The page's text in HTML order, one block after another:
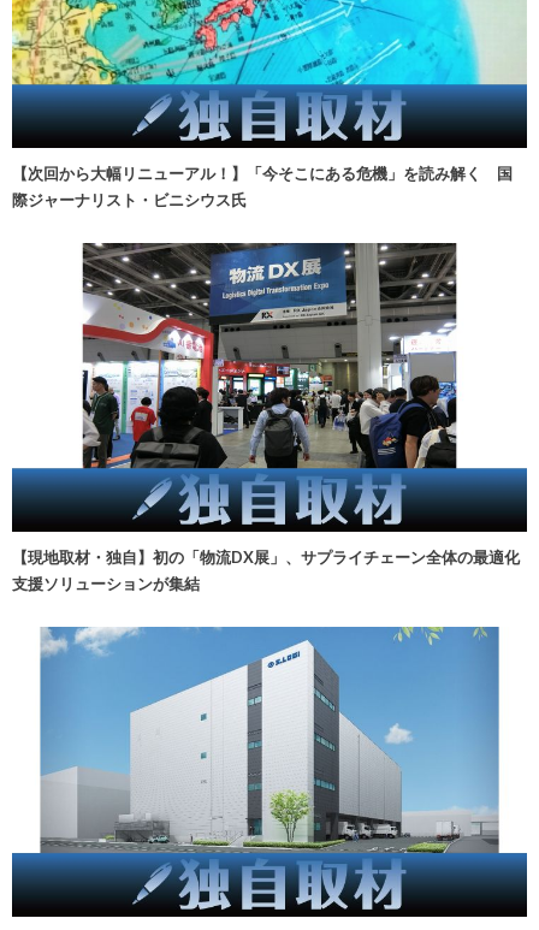
【次回から大幅リニューアル！】「今そこにある危機」を読み解く 国
際ジャーナリスト・ビニシウス氏
【現地取材・独自】初の「物流DX展」、サプライチェーン全体の最適化
支援ソリューションが集結